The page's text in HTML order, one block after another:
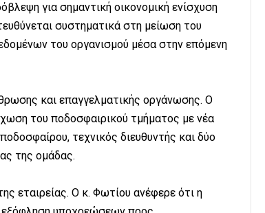
για σημαντική οικονομική ενίσχυση
συστηματικά στη μείωση του
του οργανισμού μέσα στην επόμενη
και επαγγελματικής οργάνωσης. Ο
του ποδοσφαιρικού τμήματος με νέα
τεχνικός διευθυντής και δύο
της ομάδας.
εταιρείας. Ο κ. Φωτίου ανέφερε ότι η